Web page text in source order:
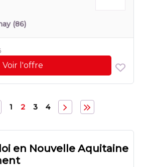
(86)
Voir l'offre
1 2 3 4
en Nouvelle Aquitaine